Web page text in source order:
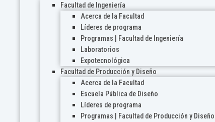
Facultad de Ingeniería
Acerca de la Facultad
Líderes de programa
Programas | Facultad de Ingeniería
Laboratorios
Expotecnológica
Facultad de Producción y Diseño
Acerca de la Facultad
Escuela Pública de Diseño
Líderes de programa
Programas | Facultad de Producción y Diseño